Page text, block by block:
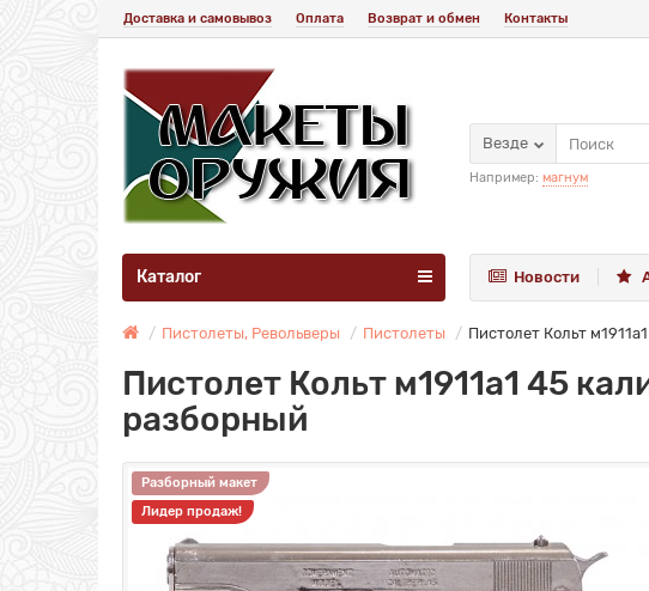
Доставка и самовывоз Оплата Возврат и обмен Контакты
Везде
Например: магнум
Новости
Каталог
Пистолеты, Револьверы Пистолеты Пистолет Кольт
Пистолет Кольт м1911а1 45
разборный
Разборный макет
Лидер продаж!